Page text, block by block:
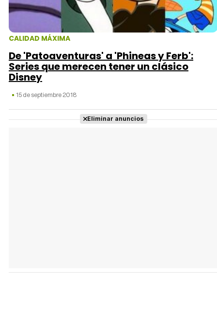
CALIDAD MÁXIMA
De 'Patoaventuras' a 'Phineas y Ferb':
Series que merecen tener un clásico
Disney
15 de septiembre 2018
Eliminar anuncios